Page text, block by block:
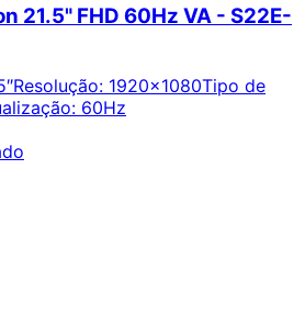
21.5" FHD 60Hz VA - S22E-
Resolução: 1920x1080Tipo de
: 60Hz